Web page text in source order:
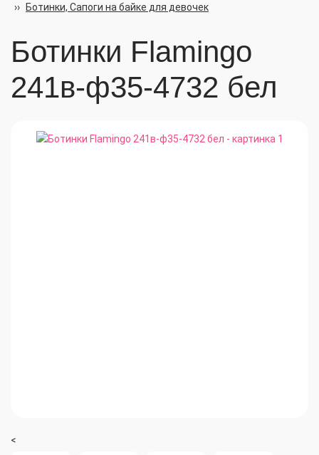
››
Ботинки, Сапоги на байке для девочек
Ботинки Flamingo
241в-ф35-4732 бел
<